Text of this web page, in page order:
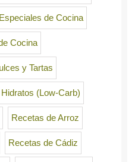
Especiales de Cocina
Cocina
y Tartas
(Low-Carb)
Recetas de Arroz
Recetas de Cádiz